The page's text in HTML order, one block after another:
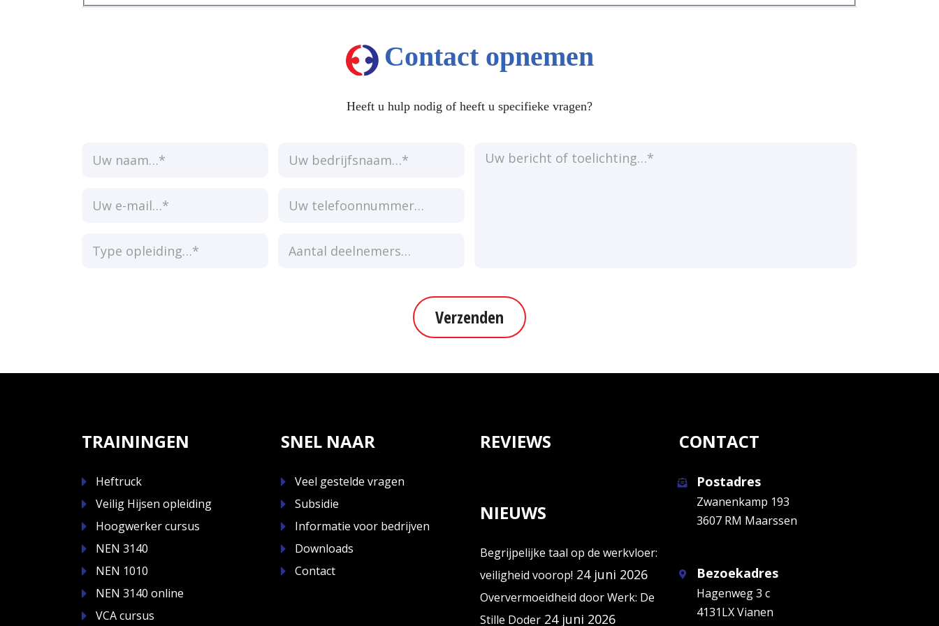
Contact opnemen
Heeft u hulp nodig of heeft u specifieke vragen?
Verzenden
TRAININGEN
Heftruck
Veilig Hijsen opleiding
Hoogwerker cursus
NEN 3140
NEN 1010
NEN 3140 online
VCA cursus
SNEL NAAR
Veel gestelde vragen
Subsidie
Informatie voor bedrijven
Downloads
Contact
REVIEWS
NIEUWS
Begrijpelijke taal op de werkvloer:
veiligheid voorop! 24 juni 2026
Oververmoeidheid door Werk: De
Stille Doder 24 juni 2026
CONTACT
Postadres
Zwanenkamp 193
3607 RM Maarssen
Bezoekadres
Hagenweg 3 c
4131LX Vianen